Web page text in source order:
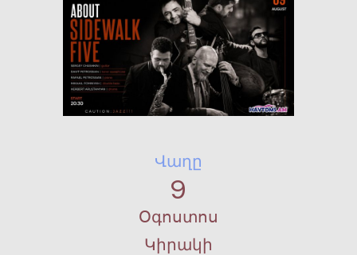
Վաղը
9
Օգոստոս
Կիրակի